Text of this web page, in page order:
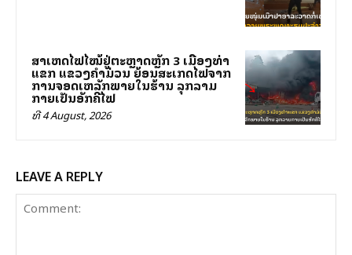
ສາເຫດໄຟໄໝ້ຢູ່ຕະຫຼາດຫຼັກ 3 ເມືອງທ່າ
ແຂກ ແຂວງຄໍາມ່ວນ ຍ້ອນສະເກັດໄຟຈາກ
ການຈອດເຫລັກພາຍໃນຮ້ານ ລຸກລາມ
ກາຍເປັນອັກຄີໄຟ
ທີ 4 August, 2026
LEAVE A REPLY